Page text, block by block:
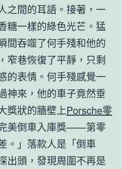
之間的耳語。接著，一
糖一樣的綠色光芒。猛
間吞噬了何手殘和他的
窄巷恢復了平靜，只剩
的表情。何手殘感覺一
神來，他的車子竟然垂
獎狀的牆壁上Porsche零
美倒車入庫獎——第零
。」落款人是「倒車
出頭，發現周圍不再是